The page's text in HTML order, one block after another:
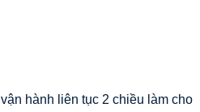
hành liên tục 2 chiều làm cho